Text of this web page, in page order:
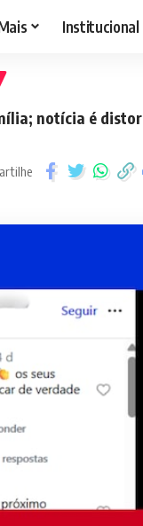
Institucional
notícia é